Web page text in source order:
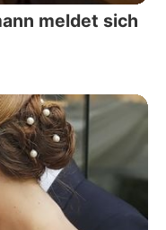
meldet sich